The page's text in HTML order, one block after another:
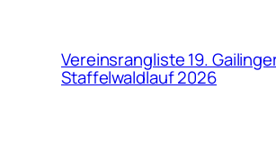
Vereinsrangliste 19.
Staffelwaldlauf 2026